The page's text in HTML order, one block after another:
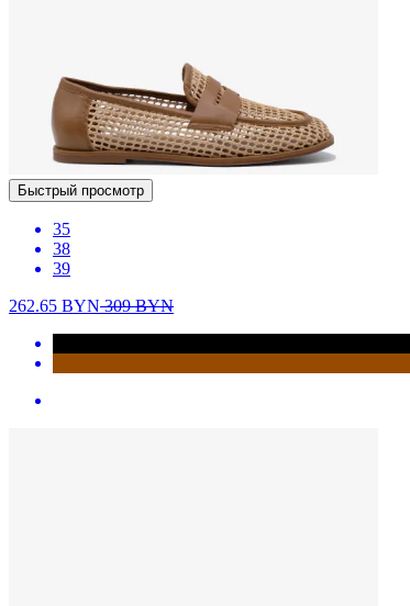
Быстрый просмотр
35
38
39
262.65 BYN309BYN